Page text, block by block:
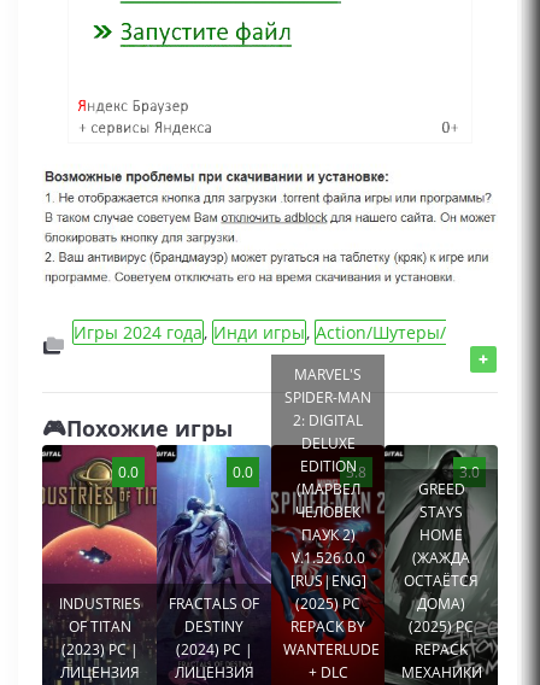
Игры 2024 года, Инди игры, Action/Шутеры/
Игры с открытым миром
,Игры для
Игры от 3 лица ,Adventure/
Приключения игры
RPG/MMORPG/Ролевые
игры
+
🎮Похожие игры
0.0
INDUSTRIES
OF TITAN
(2023) PC |
ЛИЦЕНЗИЯ
0.0
FRACTALS OF
DESTINY
(2024) PC |
ЛИЦЕНЗИЯ
3.8
MARVEL'S
SPIDER-MAN
2: DIGITAL
DELUXE
EDITION
(МАРВЕЛ
ЧЕЛОВЕК
ПАУК 2)
V.1.526.0.0
[RUS|ENG]
(2025) PC
REPACK BY
WANTERLUDE
+ DLC
3.0
GREED
STAYS
HOME
(ЖАЖДА
ОСТАЁТСЯ
ДОМА)
(2025) PC
REPACK
МЕХАНИКИ